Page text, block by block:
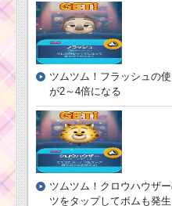
ツムツム！フラッシュの
が2～4倍になる
ツムツム！クロウハウザ
ツをタップしてボムも発